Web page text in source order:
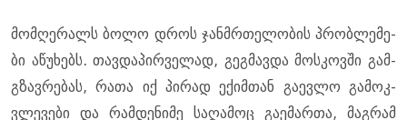
მომ­ღე­რალს ბოლო დროს ჯან­მრთე­ლო­ბის პრობ­ლე­მე­
ბი აწუ­ხებს. თავ­და­პირ­ვე­ლად, გეგ­მავ­და მოს­კოვ­ში გამ­
გზავ­რე­ბას, რათა იქ პი­რად ექიმ­თან გა­ევ­ლო გა­მოკ­
ვლე­ვე­ბი და რამ­დე­ნი­მე სა­ღა­მოც გა­ე­მარ­თა, მაგ­რამ